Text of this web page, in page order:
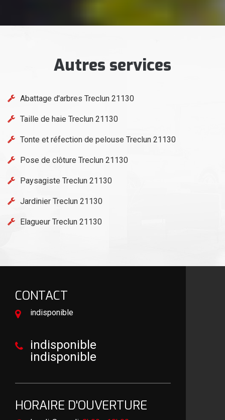
Autres services
Abattage d'arbres Treclun 21130
Taille de haie Treclun 21130
Tonte et réfection de pelouse Treclun 21130
Pose de clôture Treclun 21130
Paysagiste Treclun 21130
Jardinier Treclun 21130
Elagueur Treclun 21130
CONTACT
indisponible
indisponible
indisponible
HORAIRE D'OUVERTURE